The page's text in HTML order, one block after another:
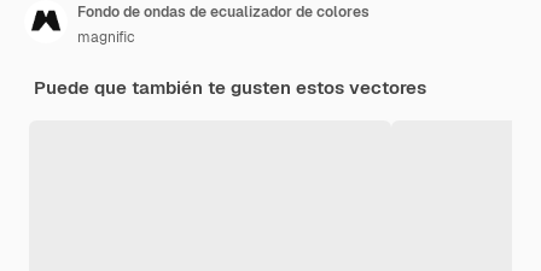
Fondo de ondas de ecualizador de colores
magnific
Puede que también te gusten estos vectores